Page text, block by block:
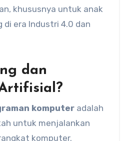
khususnya untuk anak
di era Industri 4.0 dan
dan
komputeradalah
untuk menjalankan
komputer.